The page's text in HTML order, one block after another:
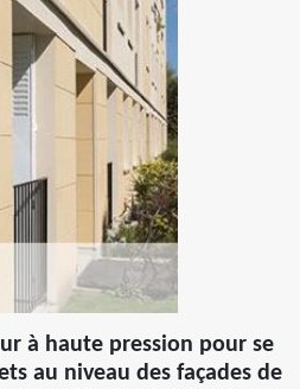
à haute pression pour se
au niveau des façades de